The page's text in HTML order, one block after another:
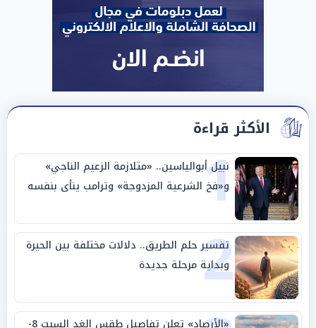
الأكثر قراءة
1
نبيل أبوالياسين.. «متلازمة الزعيم الناجي»
و«فخ الشرعية المزدوجة» وترامب ينأى بنفسه
وحليفه في «ميتم استراتيجي»
2
تفسير حلم الطريق.. دلالات مختلفة بين الحيرة
وبداية مرحلة جديدة